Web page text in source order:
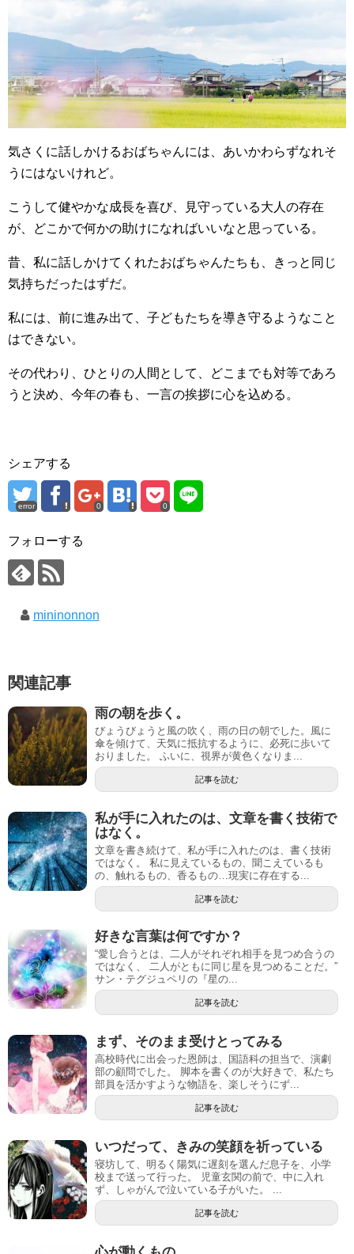
気さくに話しかけるおばちゃんには、あいかわらずなれそ
うにはないけれど。
こうして健やかな成長を喜び、見守っている大人の存在
が、どこかで何かの助けになればいいなと思っている。
昔、私に話しかけてくれたおばちゃんたちも、きっと同じ
気持ちだったはずだ。
私には、前に進み出て、子どもたちを導き守るようなこと
はできない。
その代わり、ひとりの人間として、どこまでも対等であろ
うと決め、今年の春も、一言の挨拶に心を込める。
シェアする
error 0 0
フォローする
mininonnon
関連記事
雨の朝を歩く。
びょうびょうと風の吹く、雨の日の朝でした。風に
傘を傾けて、天気に抵抗するように、必死に歩いて
おりました。 ふいに、視界が黄色くなりま...
記事を読む
私が手に入れたのは、文章を書く技術で
はなく。
文章を書き続けて、私が手に入れたのは、書く技術
ではなく。 私に見えているもの、聞こえているも
の、触れるもの、香るもの…現実に存在する...
記事を読む
好きな言葉は何ですか？
“愛し合うとは、二人がそれぞれ相手を見つめ合うの
ではなく、 二人がともに同じ星を見つめることだ。”
サン・テグジュペリの『星の...
記事を読む
まず、そのまま受けとってみる
高校時代に出会った恩師は、国語科の担当で、演劇
部の顧問でした。 脚本を書くのが大好きで、私たち
部員を活かすような物語を、楽しそうにず...
記事を読む
いつだって、きみの笑顔を祈っている
寝坊して、明るく陽気に遅刻を選んだ息子を、小学
校まで送って行った。 児童玄関の前で、中に入れ
ず、しゃがんで泣いている子がいた。 ...
記事を読む